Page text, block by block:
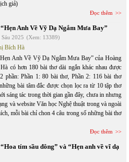
giả)
Đọc thêm
Anh Về Vỹ Dạ Ngắm Mưa Bay”
2025 (Xem: 13389)
Bích Hà
Anh Về Vỹ Dạ Ngắm Mưa Bay” của Hoàng
có hơn 180 bài thơ dài ngắn khác nhau được
phần: Phần 1: 80 bài thơ, Phần 2: 116 bài thơ
bài tâm đắc được chọn lọc ra từ 10 tập thơ
sáng tác trong thời gian gần đây, chưa in nhưng
và website Văn học Nghệ thuật trong và ngoài
mỗi bài chỉ chon 4 câu trong số những bài thơ
Đọc thêm
tím sầu đông” và “Hẹn anh về vĩ dạ